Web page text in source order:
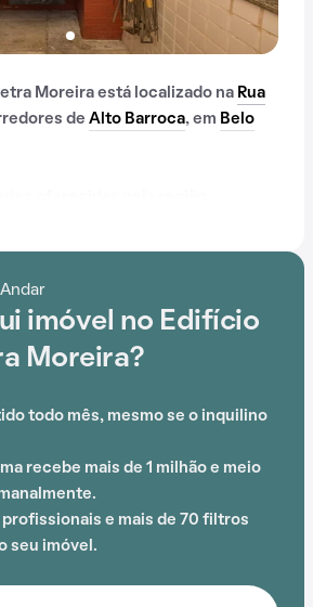
Moreira está localizado na Rua
de Alto Barroca, em Belo
Cotemig, CEFET MG - Campus I,
São Camilo (FASC) que facilitam o
Dentro do Edifício Ivone Pietra
aproveitar salão de festas e
perfeito para quem deseja
imóvel no Edifício
Moreira?
todo mês, mesmo se o inquilino
recebe mais de 1 milhão e meio
profissionais e mais de 70 filtros
seu imóvel.